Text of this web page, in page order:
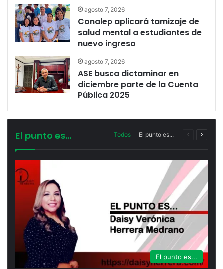
agosto 7, 2026
Conalep aplicará tamizaje de
salud mental a estudiantes de
nuevo ingreso
agosto 7, 2026
ASE busca dictaminar en
diciembre parte de la Cuenta
Pública 2025
El punto es... Todos El punto es...
Noticia
El punto es...